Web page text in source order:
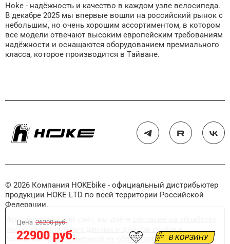
Цена 26200 руб.
22900 руб. В КОРЗИНУ
Hoke - надёжность и качество в каждом узле велосипеда.
В декабре 2025 мы впервые вошли на российский рынок с
небольшим, но очень хорошим ассортиментом, в котором
все модели отвечают высоким европейским требованиям
надёжности и оснащаются оборудованием премиального
класса, которое производится в Тайване.
© 2026 Компания HOKEbike - официальный дистрибьютер
продукции HOKE LTD по всей территории Российской
Федерации.
Используя данный сайт, вы даёте
ваших персональных данных и файлов cookieи
соглашаетесь сполитикой их обработки